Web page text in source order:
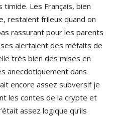
Les Français, bien
restaient frileux quand on
rassurant pour les parents
alertaient des méfaits de
très bien des mises en
anecdotiquement dans
encore assez subversif je
les contes de la crypte et
assez logique qu’ils